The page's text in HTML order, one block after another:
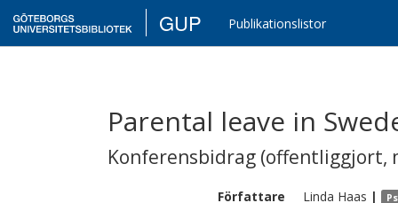
GUP Publikationslistor
Parental leave in
Konferensbidrag (offentliggjort,
Författare Linda Haas |